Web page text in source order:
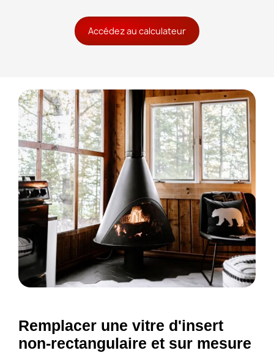
Accédez au calculateur
Remplacer une vitre d'insert
non-rectangulaire et sur mesure